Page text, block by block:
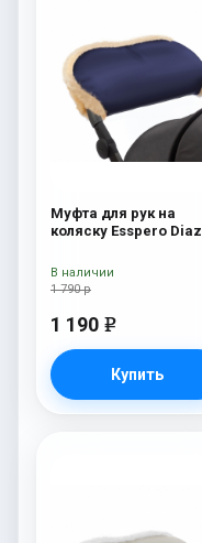
Муфта для рук на
коляску Esspero Diaz
Navy
1 790 р
1 190 e
Купить
В наличии